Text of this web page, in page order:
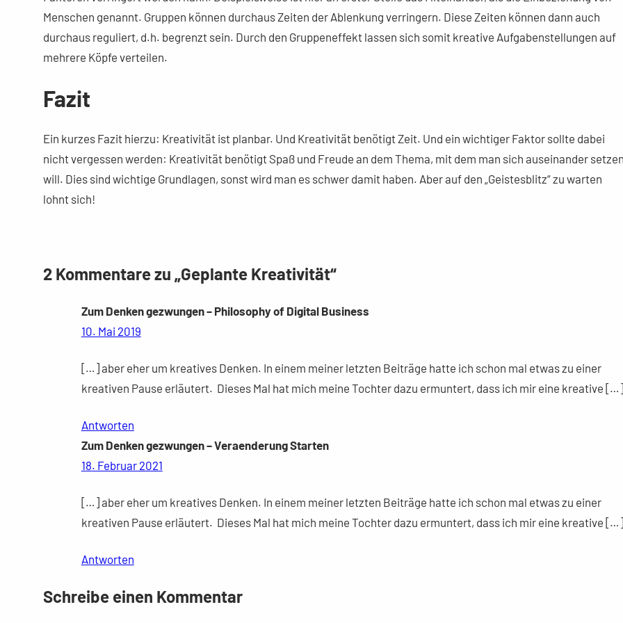
Menschen genannt. Gruppen können durchaus Zeiten der Ablenkung verringern. Diese Zeiten können dann auch
durchaus reguliert, d.h. begrenzt sein. Durch den Gruppeneffekt lassen sich somit kreative Aufgabenstellungen auf
mehrere Köpfe verteilen.
Fazit
Ein kurzes Fazit hierzu: Kreativität ist planbar. Und Kreativität benötigt Zeit. Und ein wichtiger Faktor sollte dabei
nicht vergessen werden: Kreativität benötigt Spaß und Freude an dem Thema, mit dem man sich auseinander
will. Dies sind wichtige Grundlagen, sonst wird man es schwer damit haben. Aber auf den „Geistesblitz“ zu warten
lohnt sich!
2 Kommentare zu „Geplante Kreativität“
Zum Denken gezwungen – Philosophy of Digital Business
10. Mai 2019
[…] aber eher um kreatives Denken. In einem meiner letzten Beiträge hatte ich schon mal etwas zu einer
kreativen Pause erläutert. Dieses Mal hat mich meine Tochter dazu ermuntert, dass ich mir eine kreative […]
Antworten
Zum Denken gezwungen – Veraenderung Starten
18. Februar 2021
[…] aber eher um kreatives Denken. In einem meiner letzten Beiträge hatte ich schon mal etwas zu einer
kreativen Pause erläutert. Dieses Mal hat mich meine Tochter dazu ermuntert, dass ich mir eine kreative […]
Antworten
Schreibe einen Kommentar